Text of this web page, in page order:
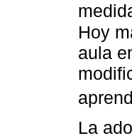
Hoy
aula
La